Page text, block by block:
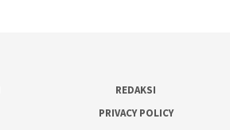
REDAKSI
PRIVACY POLICY